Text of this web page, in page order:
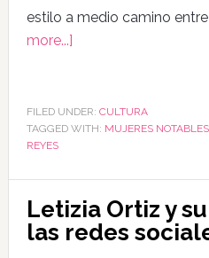
estilo a medio camino
more...]
FILED UNDER: CULTURA
TAGGED WITH: MUJERES NOTABLES,
REYES
Letizia Ortiz y
las redes